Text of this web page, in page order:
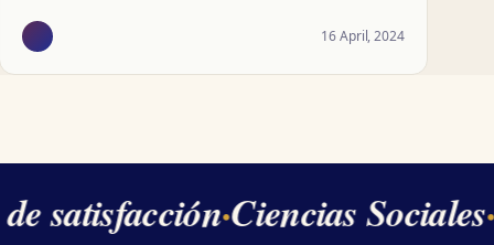
16 April, 2024
satisfacción·Ciencias Sociales·